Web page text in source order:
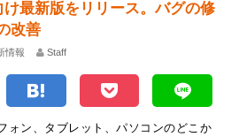
け最新版をリリース。バグの修
改善
情報 Staff
ォン、タブレット、パソコンのどこか